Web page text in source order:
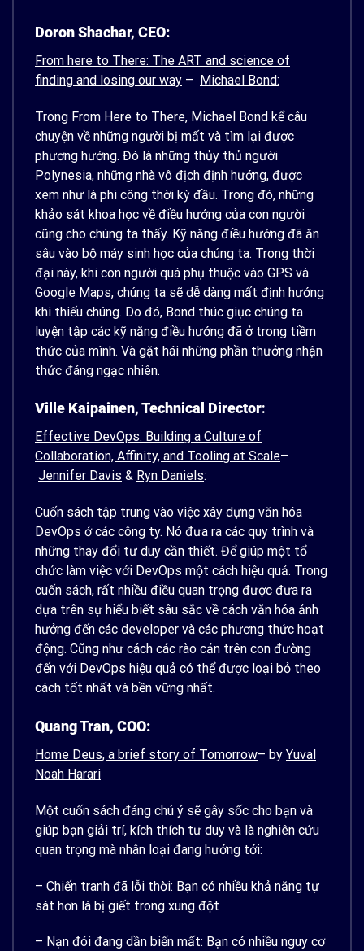
Doron Shachar, CEO:
From here to There: The ART and science of
finding and losing our way – Michael Bond:
Trong From Here to There, Michael Bond kể câu
chuyện về những người bị mất và tìm lại được
phương hướng. Đó là những thủy thủ người
Polynesia, những nhà vô địch định hướng, được
xem như là phi công thời kỳ đầu. Trong đó, những
khảo sát khoa học về điều hướng của con người
cũng cho chúng ta thấy. Kỹ năng điều hướng đã ăn
sâu vào bộ máy sinh học của chúng ta. Trong thời
đại này, khi con người quá phụ thuộc vào GPS và
Google Maps, chúng ta sẽ dễ dàng mất định hướng
khi thiếu chúng. Do đó, Bond thúc giục chúng ta
luyện tập các kỹ năng điều hướng đã ở trong tiềm
thức của mình. Và gặt hái những phần thưởng nhận
thức đáng ngạc nhiên.
Ville Kaipainen, Technical Director:
Effective DevOps: Building a Culture of
Collaboration, Affinity, and Tooling at Scale–
Jennifer Davis & Ryn Daniels:
Cuốn sách tập trung vào việc xây dựng văn hóa
DevOps ở các công ty. Nó đưa ra các quy trình và
những thay đổi tư duy cần thiết. Để giúp một tổ
chức làm việc với DevOps một cách hiệu quả. Trong
cuốn sách, rất nhiều điều quan trọng được đưa ra
dựa trên sự hiểu biết sâu sắc về cách văn hóa ảnh
hưởng đến các developer và các phương thức hoạt
động. Cũng như cách các rào cản trên con đường
đến với DevOps hiệu quả có thể được loại bỏ theo
cách tốt nhất và bền vững nhất.
Quang Tran, COO:
Home Deus, a brief story of Tomorrow– by Yuval
Noah Harari
Một cuốn sách đáng chú ý sẽ gây sốc cho bạn và
giúp bạn giải trí, kích thích tư duy và là nghiên cứu
quan trọng mà nhân loại đang hướng tới:
– Chiến tranh đã lỗi thời: Bạn có nhiều khả năng tự
sát hơn là bị giết trong xung đột
– Nạn đói đang dần biến mất: Bạn có nhiều nguy cơ